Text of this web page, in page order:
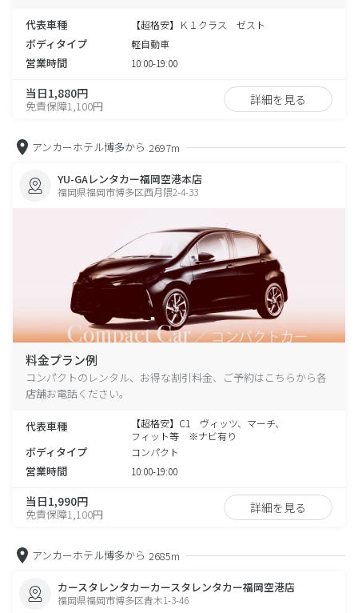
代表車種 【超格安】Ｋ１クラス ゼスト
ボディタイプ 軽自動車
営業時間 10:00-19:00
当日1,880円
免責保障1,100円 詳細を見る
アンカーホテル博多から 2697m
YU-GAレンタカー福岡空港本店
福岡県福岡市博多区西月隈2-4-33
料金プラン例
コンパクトのレンタル、お得な割引料金、ご予約はこちらから各
店舗お電話ください。
代表車種
【超格安】C1 ヴィッツ、マーチ、
フィット等 ※ナビ有り
ボディタイプ コンパクト
営業時間 10:00-19:00
当日1,990円
免責保障1,100円 詳細を見る
アンカーホテル博多から 2685m
カースタレンタカーカースタレンタカー福岡空港店
福岡県福岡市博多区青木1-3-46